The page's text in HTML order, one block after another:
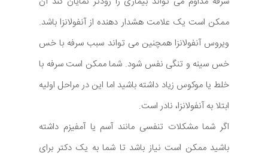
ممکن است یک علامت هشدار دهنده از آنفولانزا باشد.
ویروس آنفولانزا همچنین می تواند سبب سرفه با خس
خس سینه و تنگی نفس شود. شما ممکن است سرفه با
خلط یا موکوس زیاد داشته باشید اما این در مراحل اولیه
ابتلا به آنفولانزا، نادر است.
اگر شما مشکلات تنفسی مانند آسم یا آمفیزم داشته
باشید ممکن است نیاز باشد تا شما به یک دکتر برای